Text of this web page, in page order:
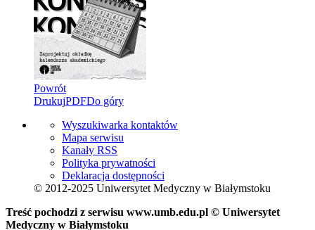
Powrót
DrukujPDFDo góry
Wyszukiwarka kontaktów
Mapa serwisu
Kanały RSS
Polityka prywatności
Deklaracja dostępności
© 2012-2025 Uniwersytet Medyczny w Białymstoku
Treść pochodzi z serwisu www.umb.edu.pl © Uniwersytet
Medyczny w Białymstoku